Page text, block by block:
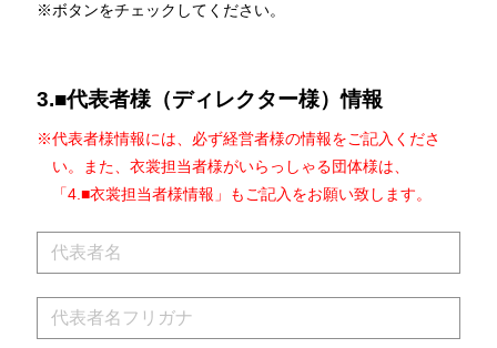
※ボタンをチェックしてください。
3.■代表者様（ディレクター様）情報
※代表者様情報には、必ず経営者様の情報をご記入くださ
い。また、衣裳担当者様がいらっしゃる団体様は、
「4.■衣裳担当者様情報」もご記入をお願い致します。